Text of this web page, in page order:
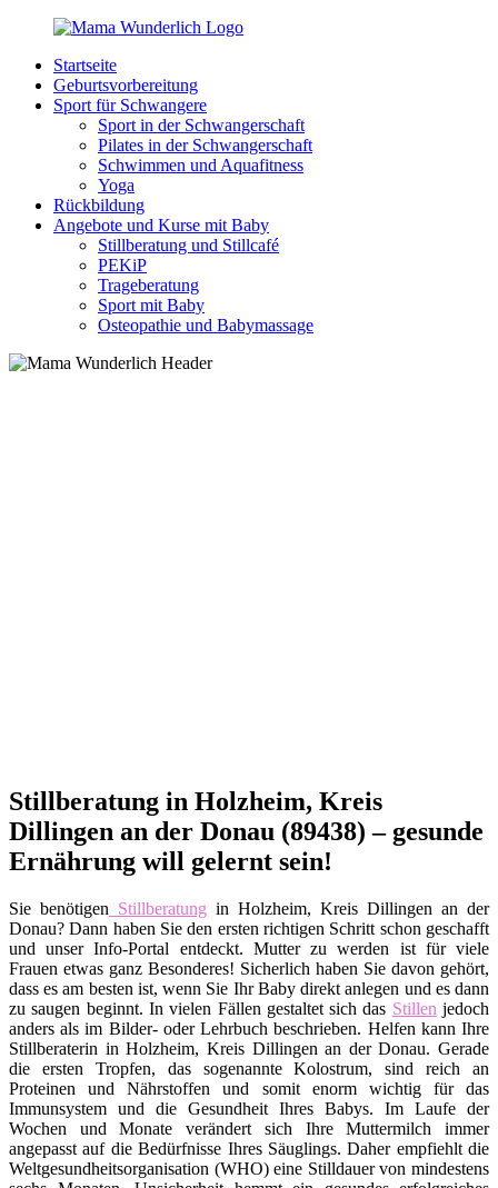
Zurück
Inhalt
MamaWunderlich.de
Mutti
sein
wunderbar!
Startseite
Geburtsvorbereitung
Sport für Schwangere
Sport in der Schwangerschaft
Pilates in der Schwangerschaft
Schwimmen und Aquafitness
Yoga
Rückbildung
Angebote und Kurse mit Baby
Stillberatung und Stillcafé
PEKiP
Trageberatung
Sport mit Baby
Osteopathie und Babymassage
Stillberatung in Holzheim, Kreis
Dillingen an der Donau (89438) – gesunde
Ernährung will gelernt sein!
Sie benötigen Stillberatung in Holzheim, Kreis Dillingen an der
Donau? Dann haben Sie den ersten richtigen Schritt schon geschafft
und unser Info-Portal entdeckt. Mutter zu werden ist für viele
Frauen etwas ganz Besonderes! Sicherlich haben Sie davon gehört,
dass es am besten ist, wenn Sie Ihr Baby direkt anlegen und es dann
zu saugen beginnt. In vielen Fällen gestaltet sich das Stillen jedoch
anders als im Bilder- oder Lehrbuch beschrieben. Helfen kann Ihre
Stillberaterin in Holzheim, Kreis Dillingen an der Donau. Gerade
die ersten Tropfen, das sogenannte Kolostrum, sind reich an
Proteinen und Nährstoffen und somit enorm wichtig für das
Immunsystem und die Gesundheit Ihres Babys. Im Laufe der
Wochen und Monate verändert sich Ihre Muttermilch immer
angepasst auf die Bedürfnisse Ihres Säuglings. Daher empfiehlt die
Weltgesundheitsorganisation (WHO) eine Stilldauer von mindestens